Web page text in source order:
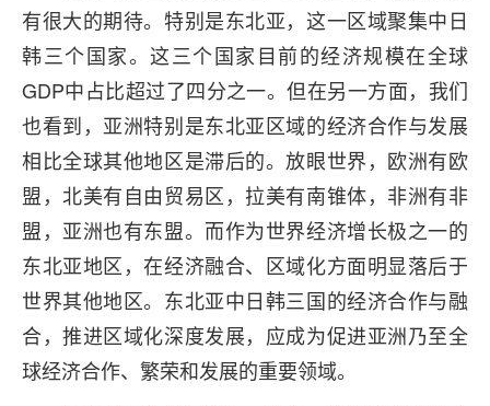
有很大的期待。特别是东北亚，这一区域聚集中日
韩三个国家。这三个国家目前的经济规模在全球
GDP中占比超过了四分之一。但在另一方面，我们
也看到，亚洲特别是东北亚区域的经济合作与发展
相比全球其他地区是滞后的。放眼世界，欧洲有欧
盟，北美有自由贸易区，拉美有南锥体，非洲有非
盟，亚洲也有东盟。而作为世界经济增长极之一的
东北亚地区，在经济融合、区域化方面明显落后于
世界其他地区。东北亚中日韩三国的经济合作与融
合，推进区域化深度发展，应成为促进亚洲乃至全
球经济合作、繁荣和发展的重要领域。